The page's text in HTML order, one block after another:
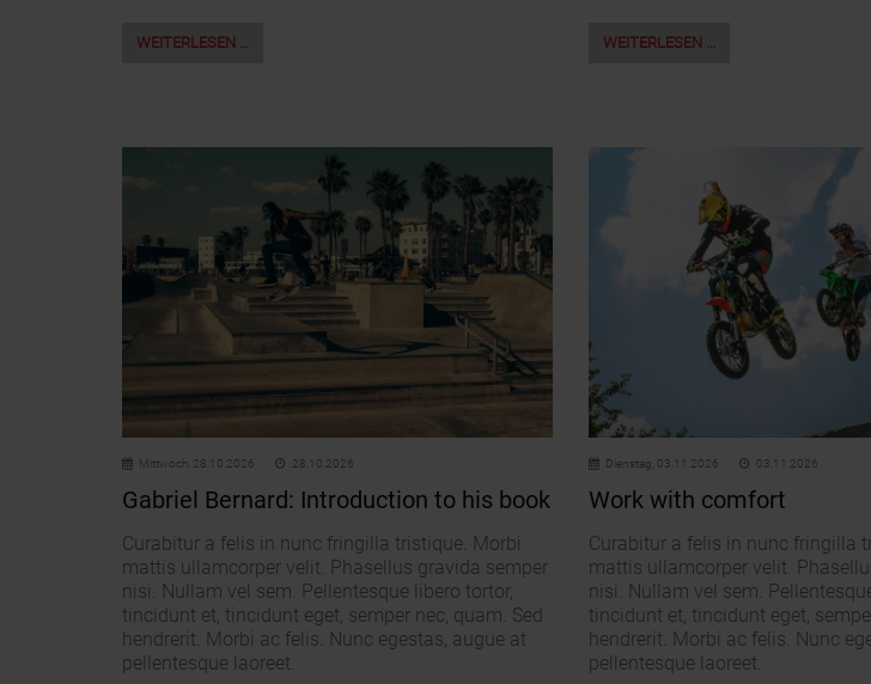
WEITERLESEN … WEITERLESEN …
Mittwoch, 28.10.2026 28.10.2026
Gabriel Bernard: Introduction to his book
Curabitur a felis in nunc fringilla tristique. Morbi
mattis ullamcorper velit. Phasellus gravida semper
nisi. Nullam vel sem. Pellentesque libero tortor,
tincidunt et, tincidunt eget, semper nec, quam. Sed
hendrerit. Morbi ac felis. Nunc egestas, augue at
pellentesque laoreet.
Dienstag, 03.11.2026 03.11.2026
Work with comfort
Curabitur a felis in nunc fringilla
mattis ullamcorper velit.
nisi. Nullam vel sem.
tincidunt et, tincidunt eget,
hendrerit. Morbi ac felis. Nunc
pellentesque laoreet.